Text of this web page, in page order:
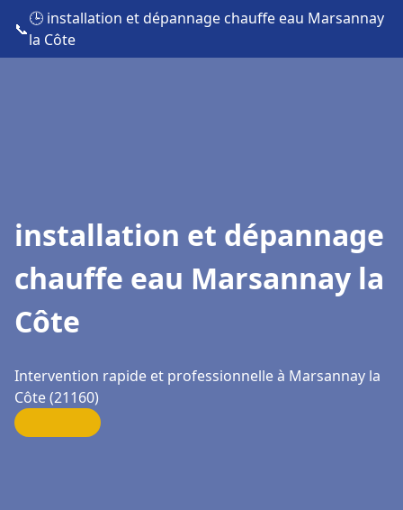
📞
🕒 installation et dépannage chauffe eau Marsannay
la Côte
installation et dépannage
chauffe eau Marsannay la
Côte
Intervention rapide et professionnelle à Marsannay la
Côte (21160)